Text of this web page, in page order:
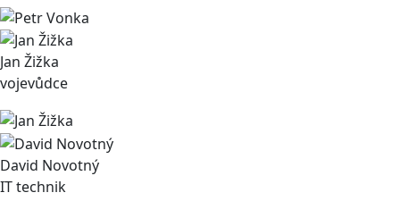
Jan Žižka
vojevůdce
David Novotný
IT technik